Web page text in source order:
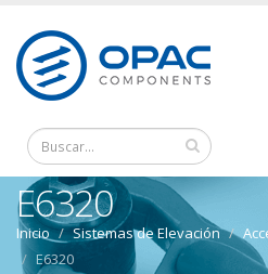
E6320
Inicio Sistemas de Elevación
E6320